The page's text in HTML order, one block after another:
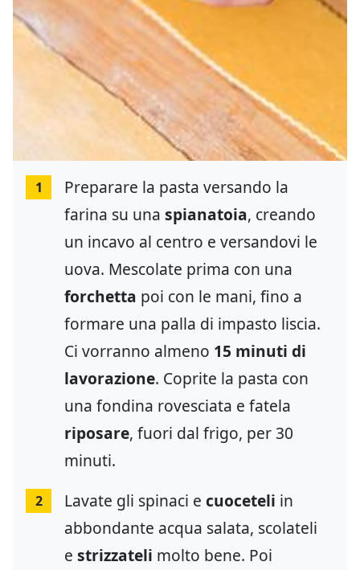
1
Preparare la pasta versando la
farina su una spianatoia, creando
un incavo al centro e versandovi le
uova. Mescolate prima con una
forchetta poi con le mani, fino a
formare una palla di impasto liscia.
Ci vorranno almeno 15 minuti di
lavorazione. Coprite la pasta con
una fondina rovesciata e fatela
riposare, fuori dal frigo, per 30
minuti.
2 Lavate gli spinaci e cuoceteli in
abbondante acqua salata, scolateli
e strizzateli molto bene. Poi